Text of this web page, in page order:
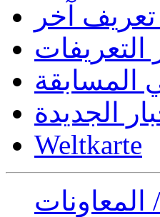
تعريف آخر
التعريفات
المسابقة
الجديدة
Weltkarte
المعاونات